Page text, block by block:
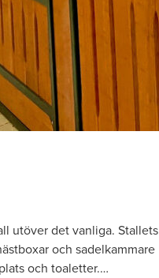
utöver det vanliga. Stallets
och sadelkammare
och toaletter.…